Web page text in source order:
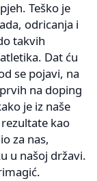
Teško je
odricanja i
takvih
Dat ću
se pojavi, na
na doping
je iz naše
kao
za nas,
u našoj državi.